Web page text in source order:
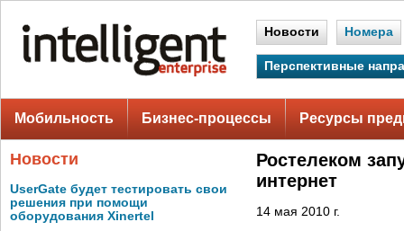
Новости Номера
Перспективные
Мобильность Бизнес-процессы Ресурсы
Новости
UserGate будет тестировать свои
решения при помощи
оборудования Xinertel
Ростелеком
интернет
14 мая 2010 г.